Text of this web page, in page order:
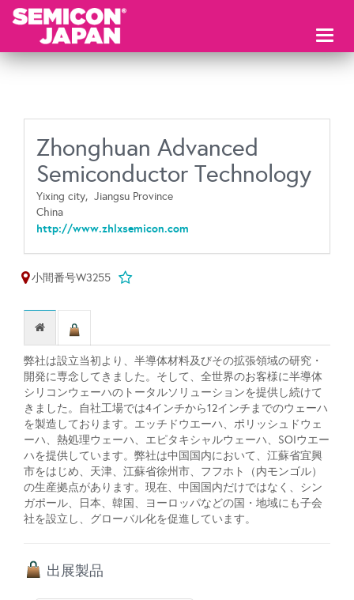
Zhonghuan Advanced
Semiconductor Technology
Yixing city, Jiangsu Province
China
http://www.zhlxsemicon.com
小間番号W3255
弊社は設立当初より、半導体材料及びその拡張領域の研究・
開発に専念してきました。そして、全世界のお客様に半導体
シリコンウェーハのトータルソリューションを提供し続けて
きました。自社工場では4インチから12インチまでのウェーハ
を製造しております。エッチドウエーハ、ポリッシュドウェ
ーハ、熱処理ウェーハ、エピタキシャルウェーハ、SOIウエー
ハを提供しています。弊社は中国国内において、江蘇省宜興
市をはじめ、天津、江蘇省徐州市、フフホト（内モンゴル）
の生産拠点があります。現在、中国国内だけではなく、シン
ガポール、日本、韓国、ヨーロッパなどの国・地域にも子会
社を設立し、グローバル化を促進しています。
出展製品